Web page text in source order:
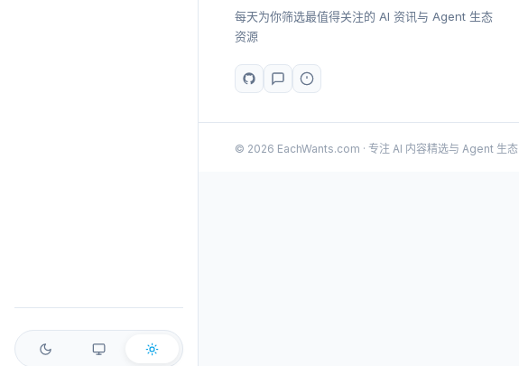
每天为你筛选最值得关注的 AI 资讯与 Agent 生态
资源
© 2026 EachWants.com · 专注 AI 内容精选与 Agent 生态